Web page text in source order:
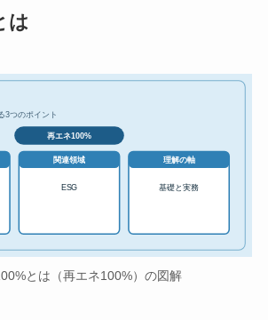
は
3つのポイント
再エネ100%
関連領域
ESG
理解の軸
基礎と実務
とは（再エネ100%）の図解